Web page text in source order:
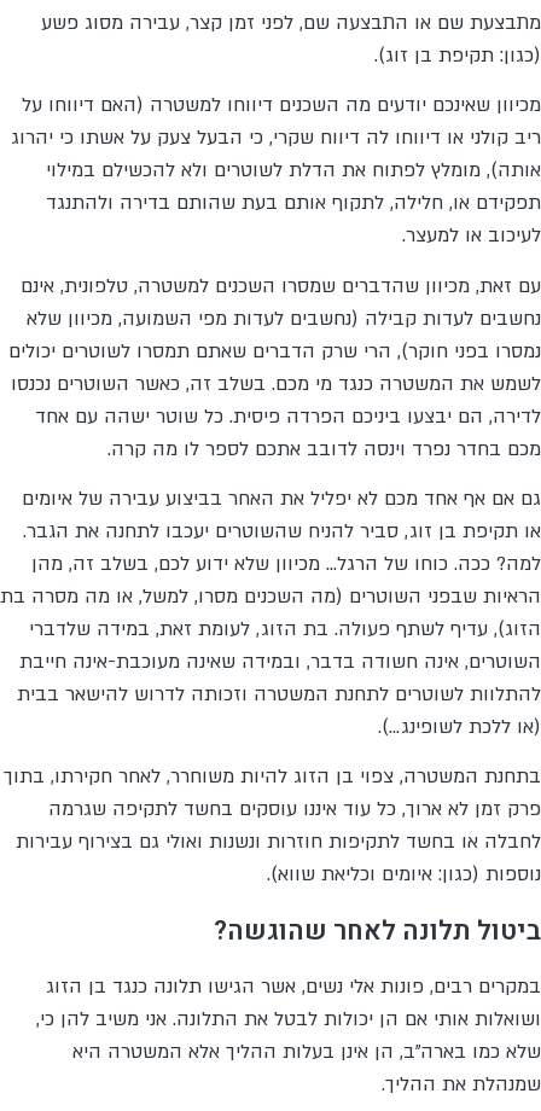
מתבצעת שם או התבצעה שם, לפני זמן קצר, עבירה מסוג פשע
(כגון: תקיפת בן זוג).
מכיוון שאינכם יודעים מה השכנים דיווחו למשטרה (האם דיווחו על
ריב קולני או דיווחו לה דיווח שקרי, כי הבעל צעק על אשתו כי יהרוג
אותה), מומלץ לפתוח את הדלת לשוטרים ולא להכשילם במילוי
תפקידם או, חלילה, לתקוף אותם בעת שהותם בדירה ולהתנגד
לעיכוב או למעצר.
עם זאת, מכיוון שהדברים שמסרו השכנים למשטרה, טלפונית, אינם
נחשבים לעדות קבילה (נחשבים לעדות מפי השמועה, מכיוון שלא
נמסרו בפני חוקר), הרי שרק הדברים שאתם תמסרו לשוטרים יכולים
לשמש את המשטרה כנגד מי מכם. בשלב זה, כאשר השוטרים נכנסו
לדירה, הם יבצעו ביניכם הפרדה פיסית. כל שוטר ישהה עם אחד
מכם בחדר נפרד וינסה לדובב אתכם לספר לו מה קרה.
גם אם אף אחד מכם לא יפליל את האחר בביצוע עבירה של איומים
או תקיפת בן זוג, סביר להניח שהשוטרים יעכבו לתחנה את הגבר.
למה? ככה. כוחו של הרגל… מכיוון שלא ידוע לכם, בשלב זה, מהן
הראיות שבפני השוטרים (מה השכנים מסרו, למשל, או מה מסרה בת
הזוג), עדיף לשתף פעולה. בת הזוג, לעומת זאת, במידה שלדברי
השוטרים, אינה חשודה בדבר, ובמידה שאינה מעוכבת-אינה חייבת
להתלוות לשוטרים לתחנת המשטרה וזכותה לדרוש להישאר בבית
(או ללכת לשופינג…).
בתחנת המשטרה, צפוי בן הזוג להיות משוחרר, לאחר חקירתו, בתוך
פרק זמן לא ארוך, כל עוד איננו עוסקים בחשד לתקיפה שגרמה
לחבלה או בחשד לתקיפות חוזרות ונשנות ואולי גם בצירוף עבירות
נוספות (כגון: איומים וכליאת שווא).
ביטול תלונה לאחר שהוגשה?
במקרים רבים, פונות אלי נשים, אשר הגישו תלונה כנגד בן הזוג
ושואלות אותי אם הן יכולות לבטל את התלונה. אני משיב להן כי,
שלא כמו בארה"ב, הן אינן בעלות ההליך אלא המשטרה היא
שמנהלת את ההליך.